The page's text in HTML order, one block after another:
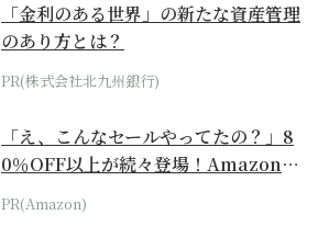
「金利のある世界」の新たな資産管理
のあり方とは？
PR(株式会社北九州銀行)
「え、こんなセールやってたの？」8
0％OFF以上が続々登場！Amazonの
本気が...
PR(Amazon)